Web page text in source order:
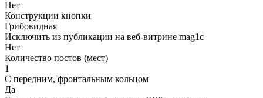
Нет
Конструкции кнопки
Грибовидная
Исключить из публикации на веб-витрине mag1c
Нет
Количество постов (мест)
1
С передним, фронтальным кольцом
Да